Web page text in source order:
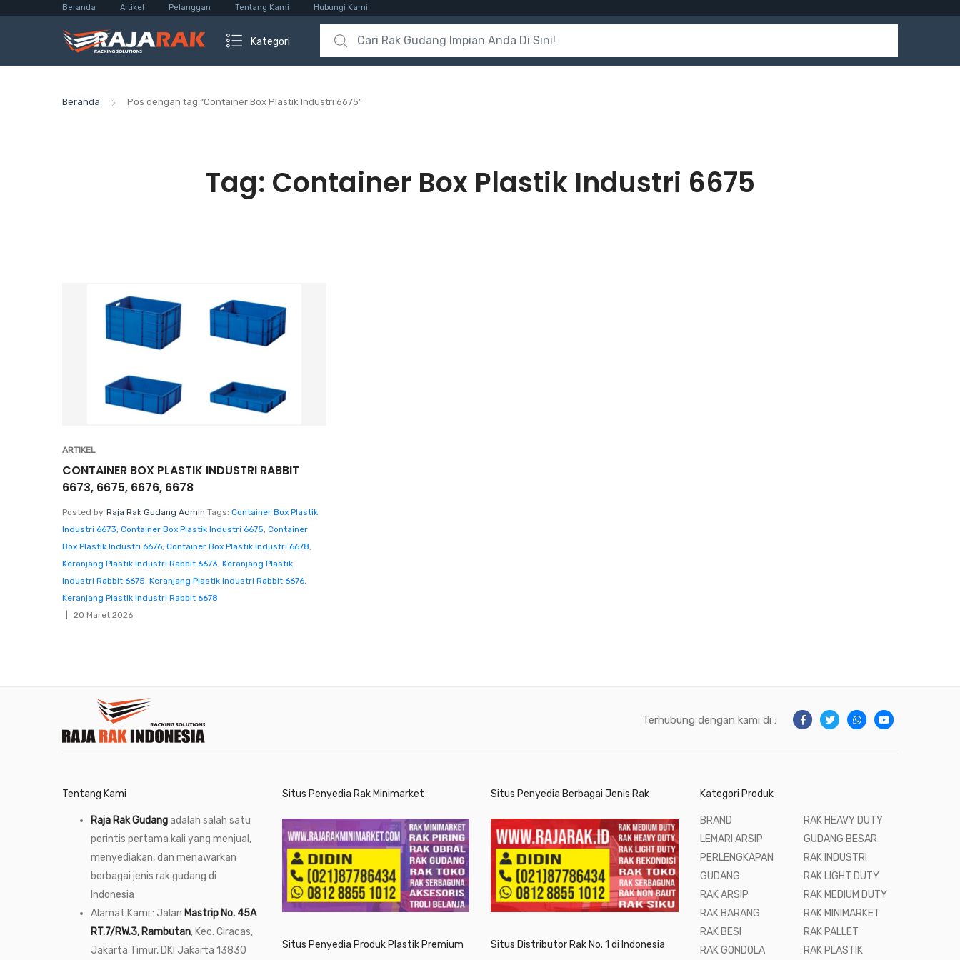
Beranda Artikel Pelanggan Tentang Kami Hubungi Kami
Kategori
Search for:
Beranda Pos dengan tag “Container Box Plastik Industri 6675”
Tag: Container Box Plastik Industri 6675
ARTIKEL
CONTAINER BOX PLASTIK INDUSTRI RABBIT
6673, 6675, 6676, 6678
Posted by Raja Rak Gudang Admin Tags: Container Box Plastik
Industri 6673, Container Box Plastik Industri 6675, Container
Box Plastik Industri 6676, Container Box Plastik Industri 6678,
Keranjang Plastik Industri Rabbit 6673, Keranjang Plastik
Industri Rabbit 6675, Keranjang Plastik Industri Rabbit 6676,
Keranjang Plastik Industri Rabbit 6678
20 Maret 2026
Terhubung dengan kami di :
Tentang Kami
Raja Rak Gudangadalah salah satu
perintis pertama kali yang menjual,
menyediakan, dan menawarkan
berbagai jenis rak gudang di
Indonesia
Alamat Kami : Jalan Mastrip No. 45A
RT.7/RW.3, Rambutan, Kec. Ciracas,
Jakarta Timur, DKI Jakarta 13830
Situs Penyedia Rak Minimarket
Situs Penyedia Produk Plastik Premium
Situs Penyedia Berbagai Jenis Rak
Situs Distributor Rak No. 1 di Indonesia
Kategori Produk
BRAND
LEMARI ARSIP
PERLENGKAPAN
GUDANG
RAK ARSIP
RAK BARANG
RAK BESI
RAK GONDOLA
RAK HEAVY DUTY
GUDANG BESAR
RAK INDUSTRI
RAK LIGHT DUTY
RAK MEDIUM DUTY
RAK MINIMARKET
RAK PALLET
RAK PLASTIK